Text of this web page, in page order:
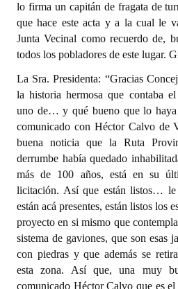
lo firma un capitán de fragata de
que hace este acta y a la cual le
Junta Vecinal como recuerdo de,
todos los pobladores de este lugar.
La Sra. Presidenta: “Gracias
la historia hermosa que contaba
uno de… y qué bueno que lo haya
comunicado con Héctor Calvo de
buena noticia que la Ruta
derrumbe había quedado
más de 100 años, está en su
licitación. Así que están listos…
están acá presentes, están listos los
proyecto en si mismo que
sistema de gaviones, que son esas
con piedras y que además se
esta zona. Así que, una muy
comunicado Héctor Calvo que es